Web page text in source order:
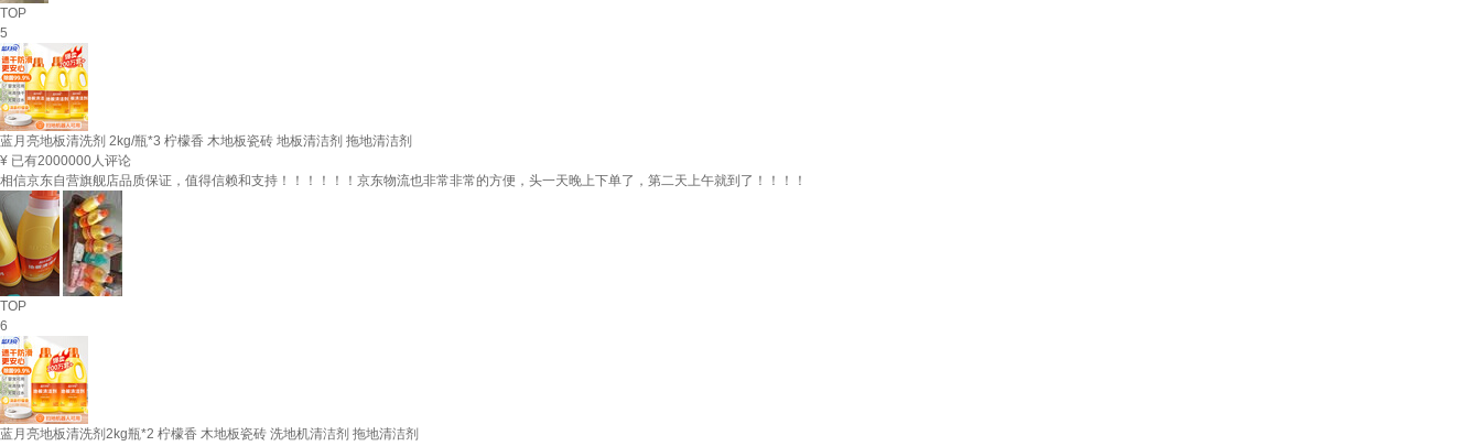
TOP
5
蓝月亮地板清洗剂 2kg/瓶*3 柠檬香 木地板瓷砖 地板清洁剂 拖地清洁剂
¥ 已有2000000人评论
相信京东自营旗舰店品质保证，值得信赖和支持！！！！！！京东物流也非常非常的方便，头一天晚上下单了，第二天上午就到了！！！！
TOP
6
蓝月亮地板清洗剂2kg瓶*2 柠檬香 木地板瓷砖 洗地机清洁剂 拖地清洁剂